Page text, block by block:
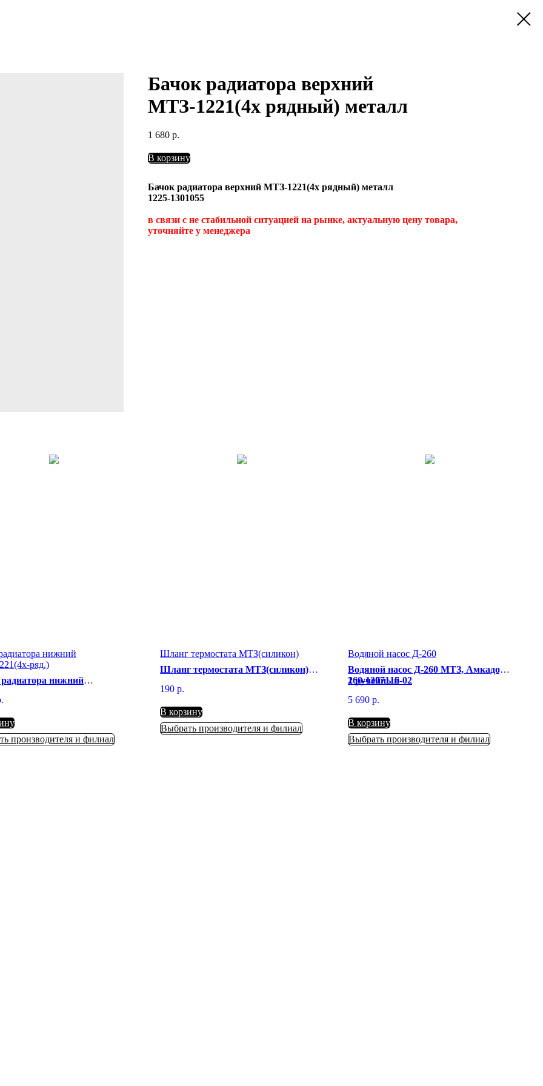
Бачок радиатора верхний
МТЗ-1221(4х рядный) металл
1 680 р.
В корзину
Бачок радиатора верхний МТЗ-1221(4х рядный) металл
1225-1301055
в связи с не стабильной ситуацией на рынке, актуальную цену товара,
уточняйте у менеджера
нижний
ряд.)
нижний
производителя и филиал
Шланг термостата МТЗ(силикон)
Шланг термостата МТЗ(силикон)
190 р.
В корзину
Выбрать производителя и филиал
Водяной насос Д-260
Водяной насос Д-260 МТЗ, Амкадор
1 ручейный
260-1307116-02
5 690 р.
В корзину
Выбрать производителя и филиал